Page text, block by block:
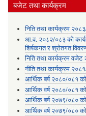
बजेट तथा कार्यक्रम
निति तथा कार्यक्रम
आ.व. २०८२/०८३ को
शिर्षकगत र श्रोतगत
निति तथा कार्यक्रम
नीति तथा कार्यक्रम
आर्थिक बर्ष २०८०/०८१
आर्थिक वर्ष २०८०/०८१
आर्थिक बर्ष २०७९/०८०
आर्थिक वर्ष २०७९/०८०